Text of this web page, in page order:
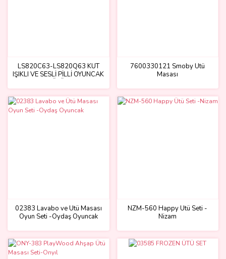
LS820C63-LS820Q63 KUT
IŞIKLI VE SESLİ PİLLİ OYUNCAK
7600330121 Smoby Ütü
Masası
02383 Lavabo ve Ütü Masası
Oyun Seti -Oydaş Oyuncak
NZM-560 Happy Ütü Seti -
Nizam